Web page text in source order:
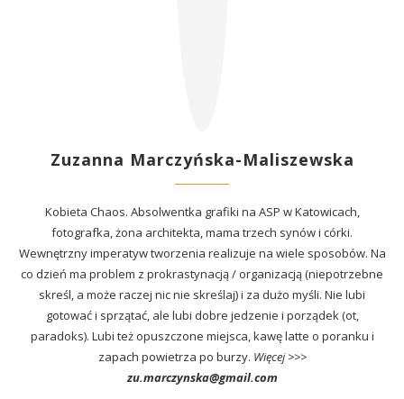
Zuzanna Marczyńska-Maliszewska
Kobieta Chaos. Absolwentka grafiki na ASP w Katowicach,
fotografka, żona architekta, mama trzech synów i córki.
Wewnętrzny imperatyw tworzenia realizuje na wiele sposobów. Na
co dzień ma problem z prokrastynacją / organizacją (niepotrzebne
skreśl, a może raczej nic nie skreślaj) i za dużo myśli. Nie lubi
gotować i sprzątać, ale lubi dobre jedzenie i porządek (ot,
paradoks). Lubi też opuszczone miejsca, kawę latte o poranku i
zapach powietrza po burzy. Więcej >>>
zu.marczynska@gmail.com